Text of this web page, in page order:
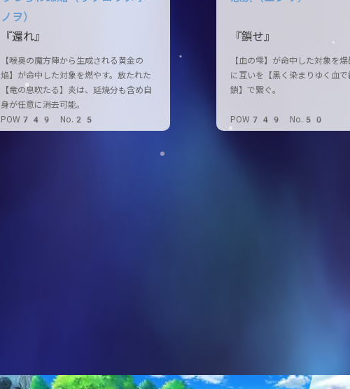
ノヲ）
『還れ』
【喉奥の魔方陣から生成される黄金の
焔】が命中した対象を燃やす。放たれた
【竜の息吹たる】炎は、延焼分も含め自
身が任意に消去可能。
POW749 No.25
『鎖せ』
【血の雫】が命中した対象を
に互いを【黒く染まりゆく血で
鎖】で繋ぐ。
POW749 No.50